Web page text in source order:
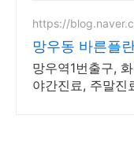
https://
망우동 바른플
망우역1번출구,
야간진료, 주말진